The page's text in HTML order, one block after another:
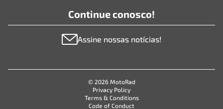
Continue conosco!
Assine nossas notícias!
© 2026 MotoRad
Privacy Policy
Terms & Conditions
Code of Conduct